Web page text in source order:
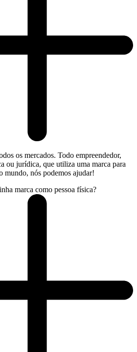
os mercados. Todo empreendedor,
ou jurídica, que utiliza uma marca para
mundo, nós podemos ajudar!
marca como pessoa física?